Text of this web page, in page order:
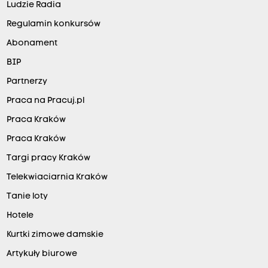
Ludzie Radia
Regulamin konkursów
Abonament
BIP
Partnerzy
Praca na Pracuj.pl
Praca Kraków
Praca Kraków
Targi pracy Kraków
Telekwiaciarnia Kraków
Tanie loty
Hotele
Kurtki zimowe damskie
Artykuły biurowe